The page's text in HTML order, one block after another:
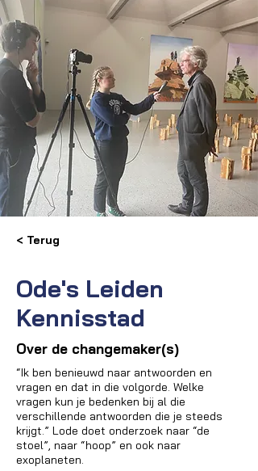
< Terug
Ode's Leiden
Kennisstad
Over de changemaker(s)
“Ik ben benieuwd naar antwoorden en
vragen en dat in die volgorde. Welke
vragen kun je bedenken bij al die
verschillende antwoorden die je steeds
krijgt.” Lode doet onderzoek naar “de
stoel”, naar “hoop” en ook naar
exoplaneten.